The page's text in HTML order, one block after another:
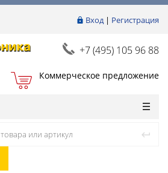
Вход| Регистрация
+7 (495) 105 96 88
Коммерческое предложение